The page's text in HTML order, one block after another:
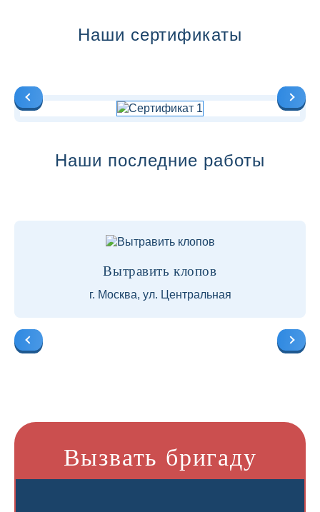
Наши сертификаты
Наши последние работы
Вытравить клопов
г. Москва, ул. Центральная
Вызвать бригаду